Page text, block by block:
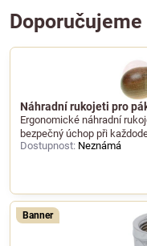
Náhradní rukojeti pro
Ergonomické náhradní
bezpečný úchop při
Dostupnost: Neznámá
Banner